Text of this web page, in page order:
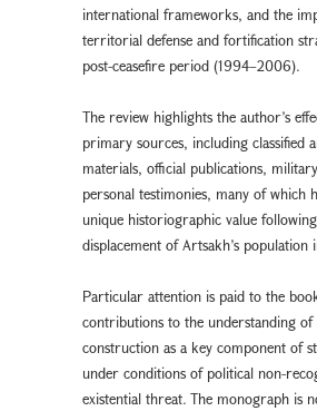
international frameworks, and the
territorial defense and fortification
post-ceasefire period (1994–2006).
The review highlights the author’s
primary sources, including classified
materials, official publications,
personal testimonies, many of which
unique historiographic value
displacement of Artsakh’s population
Particular attention is paid to the
contributions to the understanding
construction as a key component of
under conditions of political non-
existential threat. The monograph is